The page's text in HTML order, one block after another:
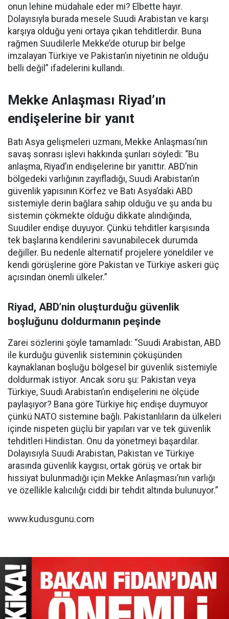
onun lehine müdahale eder mi? Elbette hayır.
Dolayısıyla burada mesele Suudi Arabistan ve karşı
karşıya olduğu yeni ortaya çıkan tehditlerdir. Buna
rağmen Suudilerle Mekke’de oturup bir belge
imzalayan Türkiye ve Pakistan’ın niyetinin ne olduğu
belli değil” ifadelerini kullandı.
Mekke Anlaşması Riyad’ın
endişelerine bir yanıt
Batı Asya gelişmeleri uzmanı, Mekke Anlaşması’nın
savaş sonrası işlevi hakkında şunları söyledi: “Bu
anlaşma, Riyad’ın endişelerine bir yanıttır. ABD’nin
bölgedeki varlığının zayıfladığı, Suudi Arabistan’ın
güvenlik yapısının Körfez ve Batı Asya’daki ABD
sistemiyle derin bağlara sahip olduğu ve şu anda bu
sistemin çökmekte olduğu dikkate alındığında,
Suudiler endişe duyuyor. Çünkü tehditler karşısında
tek başlarına kendilerini savunabilecek durumda
değiller. Bu nedenle alternatif projelere yöneldiler ve
kendi görüşlerine göre Pakistan ve Türkiye askeri güç
açısından önemli ülkeler.”
Riyad, ABD’nin oluşturduğu güvenlik
boşluğunu doldurmanın peşinde
Zarei sözlerini şöyle tamamladı: “Suudi Arabistan, ABD
ile kurduğu güvenlik sisteminin çöküşünden
kaynaklanan boşluğu bölgesel bir güvenlik sistemiyle
doldurmak istiyor. Ancak soru şu: Pakistan veya
Türkiye, Suudi Arabistan’ın endişelerini ne ölçüde
paylaşıyor? Bana göre Türkiye hiç endişe duymuyor
çünkü NATO sistemine bağlı. Pakistanlıların da ülkeleri
içinde nispeten güçlü bir yapıları var ve tek güvenlik
tehditleri Hindistan. Onu da yönetmeyi başardılar.
Dolayısıyla Suudi Arabistan, Pakistan ve Türkiye
arasında güvenlik kaygısı, ortak görüş ve ortak bir
hissiyat bulunmadığı için Mekke Anlaşması’nın varlığı
ve özellikle kalıcılığı ciddi bir tehdit altında bulunuyor.”
www.kudusgunu.com